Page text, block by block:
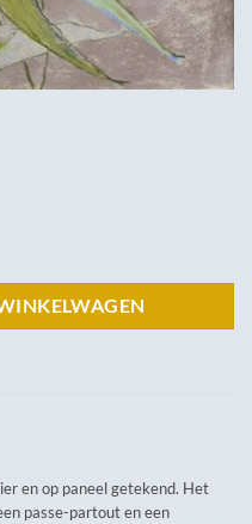
en op paneel getekend. Het
passe-partout en een